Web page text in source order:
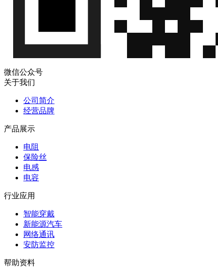
微信公众号
关于我们
公司简介
经营品牌
产品展示
电阻
保险丝
电感
电容
行业应用
智能穿戴
新能源汽车
网络通讯
安防监控
帮助资料